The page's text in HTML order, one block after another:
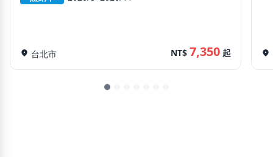
location_on 台北市 NT$ 7,350 起 location_on